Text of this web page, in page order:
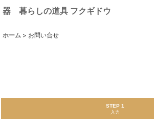
器 暮らしの道具 フクギドウ
ホーム > お問い合せ
STEP 1
入力